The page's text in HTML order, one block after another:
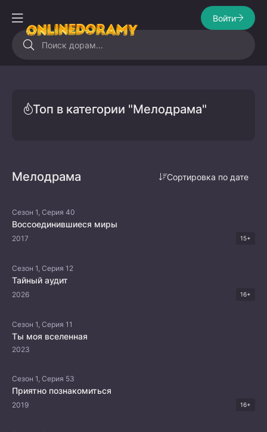
Войти
Топ в категории "Мелодрама"
Мелодрама Сортировка по дате
Сезон 1, Серия 40
Воссоединившиеся миры
2017 15+
Сезон 1, Серия 12
Тайный аудит
2026 16+
Сезон 1, Серия 11
Ты моя вселенная
2023
Сезон 1, Серия 53
Приятно познакомиться
2019 16+